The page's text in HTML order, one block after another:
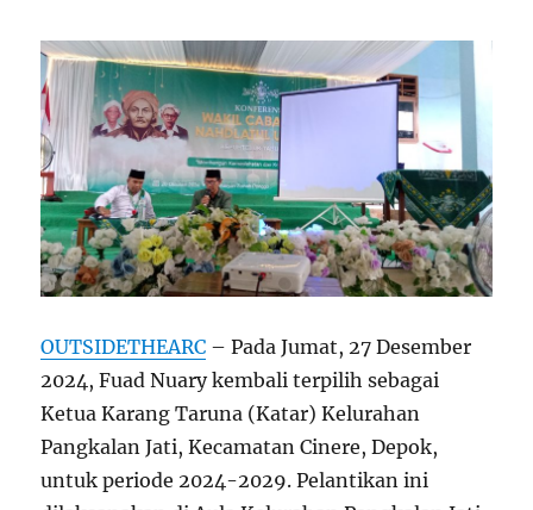
OUTSIDETHEARC – Pada Jumat, 27 Desember
2024, Fuad Nuary kembali terpilih sebagai
Ketua Karang Taruna (Katar) Kelurahan
Pangkalan Jati, Kecamatan Cinere, Depok,
untuk periode 2024-2029. Pelantikan ini